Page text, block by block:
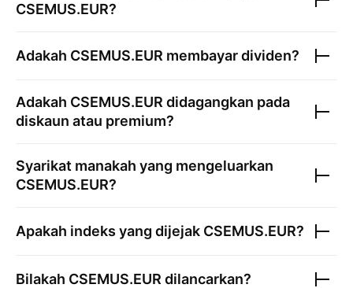
CSEMUS.EUR?
Adakah CSEMUS.EUR membayar dividen?
Adakah CSEMUS.EUR didagangkan pada
diskaun atau premium?
Syarikat manakah yang mengeluarkan
CSEMUS.EUR?
Apakah indeks yang dijejak CSEMUS.EUR?
Bilakah CSEMUS.EUR dilancarkan?